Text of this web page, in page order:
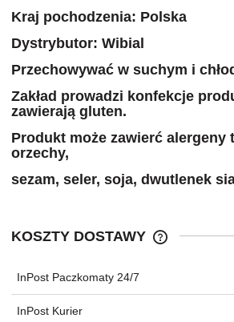
Kraj pochodzenia: Polska
Dystrybutor: Wibial
Przechowywać w suchym i
Zakład prowadzi konfekcje
zawierają gluten.
Produkt może zawierć alergeny
orzechy,
sezam, seler, soja, dwutlenek
KOSZTY DOSTAWY
InPost Paczkomaty 24/7
InPost Kurier